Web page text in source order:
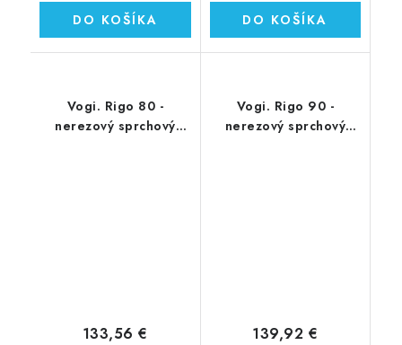
DO KOŠÍKA DO KOŠÍKA
Vogi. Rigo 80 -
nerezový sprchový
133,56 €
Vogi. Rigo 90 -
nerezový sprchový
139,92 €